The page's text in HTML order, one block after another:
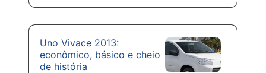
Uno Vivace 2013:
econômico, básico e cheio
de história